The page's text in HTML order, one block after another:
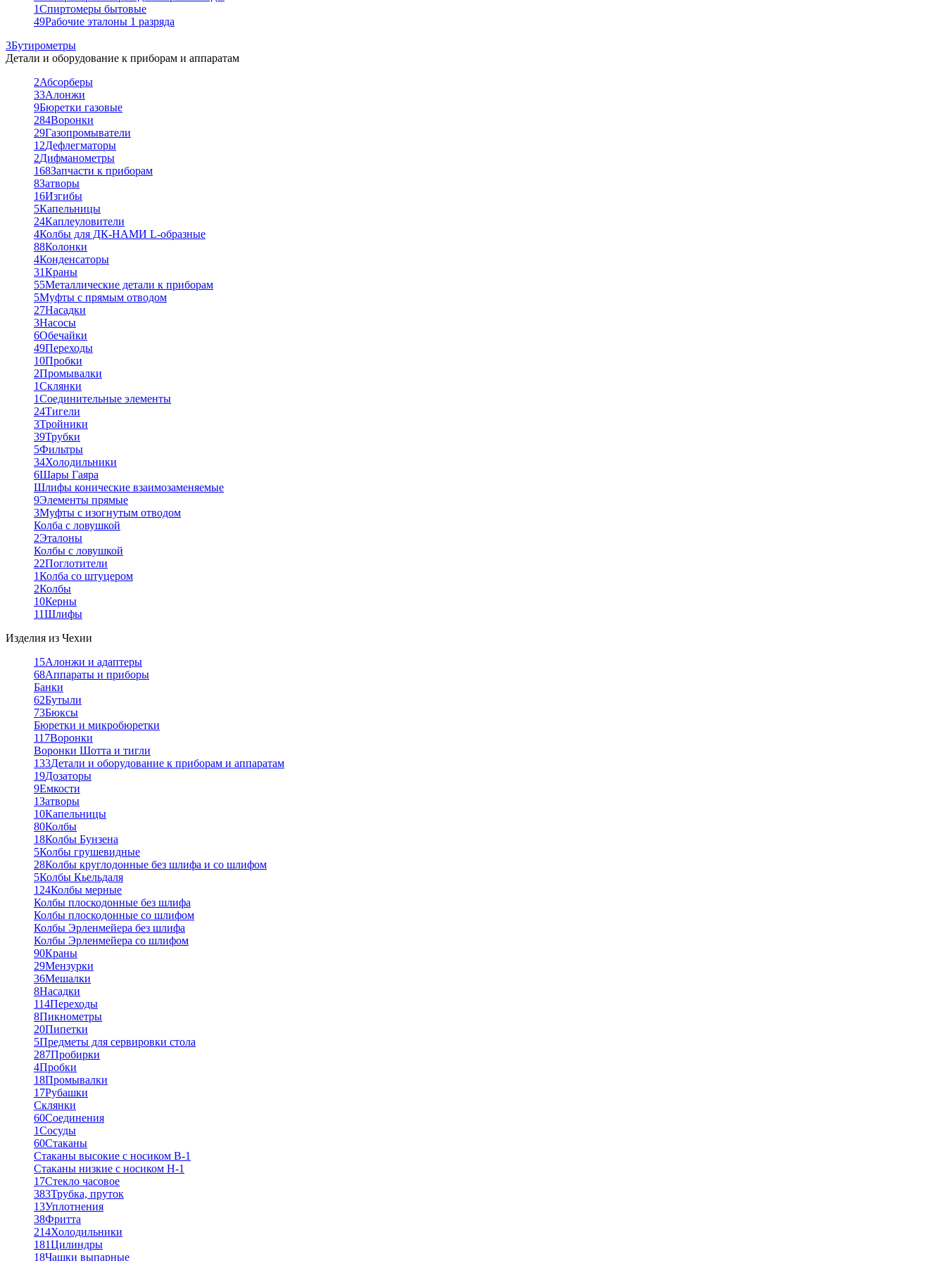
1Спиртомеры бытовые
49Рабочие эталоны 1 разряда
3Бутирометры
Детали и оборудование к приборам и аппаратам
2Абсорберы
33Алонжи
9Бюретки газовые
284Воронки
29Газопромыватели
12Дефлегматоры
2Дифманометры
168Запчасти к приборам
8Затворы
16Изгибы
5Капельницы
24Каплеуловители
4Колбы для ДК-НАМИ L-образные
88Колонки
4Конденсаторы
31Краны
55Металлические детали к приборам
5Муфты с прямым отводом
27Насадки
3Насосы
6Обечайки
49Переходы
10Пробки
2Промывалки
1Склянки
1Соединительные элементы
24Тигели
3Тройники
39Трубки
5Фильтры
34Холодильники
6Шары Гаяра
Шлифы конические взаимозаменяемые
9Элементы прямые
3Муфты с изогнутым отводом
Колба с ловушкой
2Эталоны
Колбы с ловушкой
22Поглотители
1Колба со штуцером
2Колбы
10Керны
11Шлифы
Изделия из Чехии
15Алонжи и адаптеры
68Аппараты и приборы
Банки
62Бутыли
73Бюксы
Бюретки и микробюретки
117Воронки
Воронки Шотта и тигли
133Детали и оборудование к приборам и аппаратам
19Дозаторы
9Емкости
1Затворы
10Капельницы
80Колбы
18Колбы Бунзена
5Колбы грушевидные
28Колбы круглодонные без шлифа и со шлифом
5Колбы Кьельдаля
124Колбы мерные
Колбы плоскодонные без шлифа
Колбы плоскодонные со шлифом
Колбы Эрленмейера без шлифа
Колбы Эрленмейера со шлифом
90Краны
29Мензурки
36Мешалки
8Насадки
114Переходы
8Пикнометры
20Пипетки
5Предметы для сервировки стола
287Пробирки
4Пробки
18Промывалки
17Рубашки
Склянки
60Соединения
1Сосуды
60Стаканы
Стаканы высокие с носиком В-1
Стаканы низкие с носиком Н-1
17Стекло часовое
383Трубка, пруток
13Уплотнения
38Фритта
214Холодильники
181Цилиндры
18Чашки выпарные